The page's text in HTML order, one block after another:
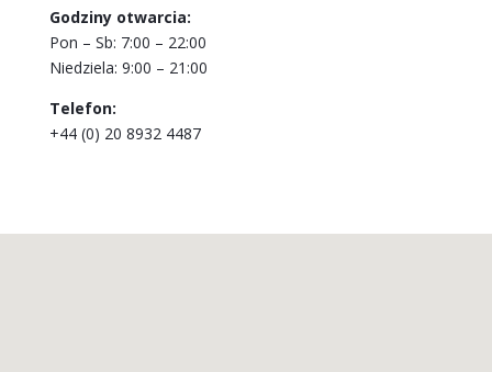
Godziny otwarcia:
Pon – Sb: 7:00 – 22:00
Niedziela: 9:00 – 21:00
Telefon:
+44 (0) 20 8932 4487